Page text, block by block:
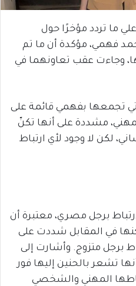
ما تردد مؤخرًا حول
فهمي، مؤكدة أن ما تم
وجاءت عقب تعاونهما في
تجمعها بفهمي قائمة على
مشددة على أنها تكنّ
لكن لا وجود لأي ارتباط
برجل مصري، معتبرة أن
في المقابل شددت على
برجل متزوج. وأشارت إلى
تشعر بالحنين إليها فور
المهني والشخصي